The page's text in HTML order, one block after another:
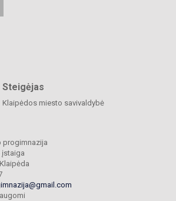
Steigėjas
Klaipėdos miesto savivaldybė
progimnazija
įstaiga